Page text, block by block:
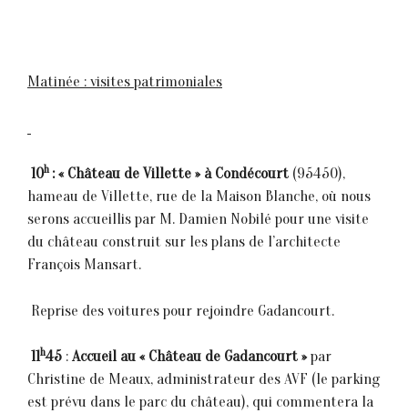
Matinée : visites patrimoniales
10h : « Château de Villette » à Condécourt (95450),
hameau de Villette, rue de la Maison Blanche, où nous
serons accueillis par M. Damien Nobilé pour une visite
du château construit sur les plans de l’architecte
François Mansart.
 Reprise des voitures pour rejoindre Gadancourt.
11h45 : Accueil au « Château de Gadancourt »par
Christine de Meaux, administrateur des AVF (le parking
est prévu dans le parc du château), qui commentera la